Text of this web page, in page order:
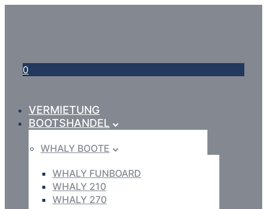
0
VERMIETUNG
BOOTSHANDEL
WHALY BOOTE
WHALY FUNBOARD
WHALY 210
WHALY 270